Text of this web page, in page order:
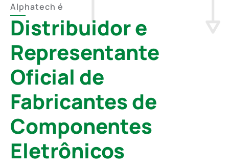
Alphatech é
Distribuidor e
Representante
Oficial de
Fabricantes de
Componentes
Eletrônicos